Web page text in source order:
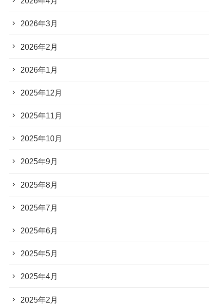
2026年3月
2026年2月
2026年1月
2025年12月
2025年11月
2025年10月
2025年9月
2025年8月
2025年7月
2025年6月
2025年5月
2025年4月
2025年2月